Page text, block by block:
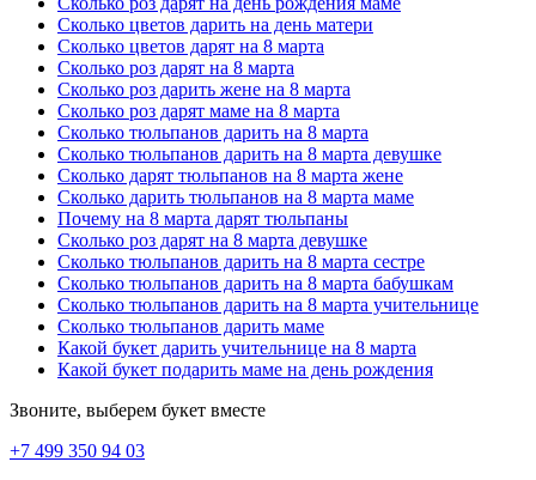
Сколько цветов дарить на день матери
Сколько цветов дарят на 8 марта
Сколько роз дарят на 8 марта
Сколько роз дарить жене на 8 марта
Сколько роз дарят маме на 8 марта
Сколько тюльпанов дарить на 8 марта
Сколько тюльпанов дарить на 8 марта девушке
Сколько дарят тюльпанов на 8 марта жене
Сколько дарить тюльпанов на 8 марта маме
Почему на 8 марта дарят тюльпаны
Сколько роз дарят на 8 марта девушке
Сколько тюльпанов дарить на 8 марта сестре
Сколько тюльпанов дарить на 8 марта бабушкам
Сколько тюльпанов дарить на 8 марта учительнице
Сколько тюльпанов дарить маме
Какой букет дарить учительнице на 8 марта
Какой букет подарить маме на день рождения
Звоните, выберем букет вместе
+7 499 350 94 03
любви. Пусть ваш презент будет наполнен только искренними и
наилучшими пожеланиями!
Сколько дарят роз на день рождения девушке
Сложно представить День Рождения без подарков и, конечно же,
цветов. Всегда цветы дарят самые положительные эмоции и
наполнят торжественный день еще большей радостью! Выбирая
букет цветов девушке на День Рождения, возникает вопрос –
сколько роз подарить девушке на День Рождения? Прежде всего,
существует традиция дарить нечетное количество цветов в
букете. Скром-ный букет из 3-9 бутонов станет отличным
дополнением к основному подарку, а также выразит ваше
внимание и симпатию к имениннице. Более объемные букеты из
15-25 цветов расскажут о вашем трепетном отношении. Такой
букет станет отличным подарком для вашей возлюбленной, а
также близкой подруги или родственницы. Шикарный букет из
51 и более роз смогут рассказать девушке о вашей любви и
преданности. Несомненно, такой подарок вызовет радость и
Сколько роз подарить жене на день рождения